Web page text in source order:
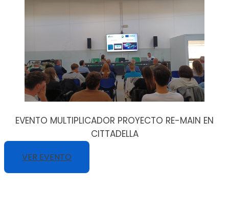
EVENTO MULTIPLICADOR PROYECTO RE-MAIN EN
CITTADELLA
VER EVENTO